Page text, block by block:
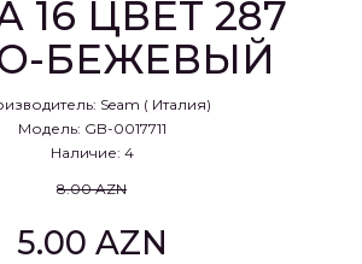
16 ЦВЕТ 287
БЕЖЕВЫЙ
Seam ( Италия)
Модель: GB-0017711
Наличие: 4
8.00 AZN
5.00 AZN